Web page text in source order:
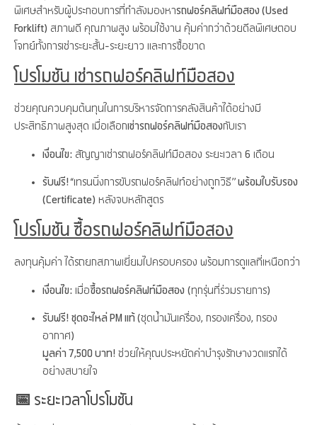
พิเศษสำหรับผู้ประกอบการที่กำลังมองหารถฟอร์คลิฟท์มือสอง (Used
Forklift) สภาพดี คุณภาพสูง พร้อมใช้งาน คุ้มค่ากว่าด้วยดีลพิเศษตอบ
โจทย์ทั้งการเช่าระยะสั้น-ระยะยาว และการซื้อขาด
โปรโมชัน เช่ารถฟอร์คลิฟท์มือสอง
ช่วยคุณควบคุมต้นทุนในการบริหารจัดการคลังสินค้าได้อย่างมี
ประสิทธิภาพสูงสุด เมื่อเลือกเช่ารถฟอร์คลิฟท์มือสองกับเรา
เงื่อนไข: สัญญาเช่ารถฟอร์คลิฟท์มือสอง ระยะเวลา 6 เดือน
รับฟรี!“เทรนนิ่งการขับรถฟอร์คลิฟท์อย่างถูกวิธี”พร้อมใบรับรอง
(Certificate) หลังจบหลักสูตร
โปรโมชัน ซื้อรถฟอร์คลิฟท์มือสอง
ลงทุนคุ้มค่า ได้รถยกสภาพเยี่ยมไปครอบครอง พร้อมการดูแลที่เหนือกว่า
เงื่อนไข: เมื่อซื้อรถฟอร์คลิฟท์มือสอง (ทุกรุ่นที่ร่วมรายการ)
รับฟรี! ชุดอะไหล่ PM แท้ (ชุดน้ำมันเครื่อง, กรองเครื่อง, กรอง
อากาศ)
มูลค่า 7,500 บาท! ช่วยให้คุณประหยัดค่าบำรุงรักษางวดแรกได้
อย่างสบายใจ
📅 ระยะเวลาโปรโมชัน